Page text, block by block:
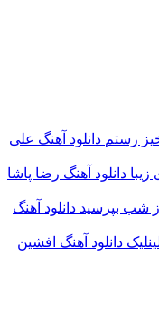
دانلود آهنگ علی
دانلود آهنگ رضا پاشا
دانلود آهنگ
دانلود آهنگ افشین